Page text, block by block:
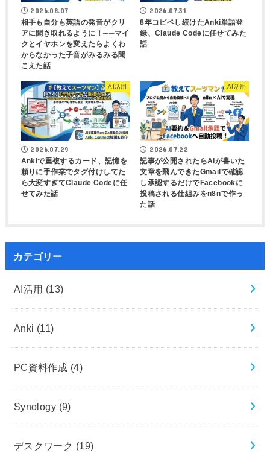
2026.08.07
相手も自分も英語の発音がクリ
アに聞き取れるように！──マイ
クとイヤホンを変えたらよくわ
からなかった子音がみるみる聞
こえた話
2026.07.31
8年コピペし続けたAnki単語登
録、Claude Codeに任せてみた
話
AI活用
2026.07.29
Ankiで重複するカード、記憶を
頼りに手作業でタグ付けしてた
ら大変すぎてClaude Codeに任
せてみた話
AI活用
2026.07.22
記事が公開されたらAIが書いた
文章を飛んできたGmailで確認
し承認するだけでFacebookに
投稿される仕組みをn8nで作っ
た話
カテゴリー
AI活用 (13)
Anki (11)
PC資料作成 (4)
Synology (9)
デスクワーク (19)